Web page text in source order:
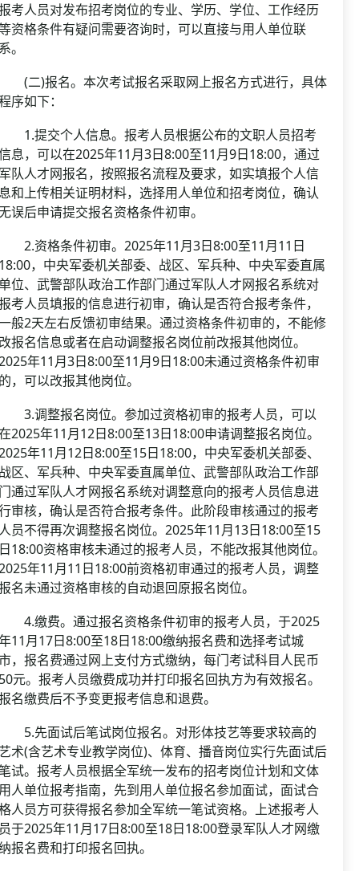
考人员对发布招考岗位的专业、学历、学位、工作经历
资格条件有疑问需要咨询时，可以直接与用人单位联
。
二)报名。本次考试报名采取网上报名方式进行，具体
序如下：
提交个人信息。报考人员根据公布的文职人员招考
息，可以在2025年11月3日8:00至11月9日18:00，通过
队人才网报名，按照报名流程及要求，如实填报个人信
和上传相关证明材料，选择用人单位和招考岗位，确认
误后申请提交报名资格条件初审。
资格条件初审。2025年11月3日8:00至11月11日
，中央军委机关部委、战区、军兵种、中央军委直属
位、武警部队政治工作部门通过军队人才网报名系统对
考人员填报的信息进行初审，确认是否符合报考条件，
般2天左右反馈初审结果。通过资格条件初审的，不能修
报名信息或者在启动调整报名岗位前改报其他岗位。
年11月3日8:00至11月9日18:00未通过资格条件初审
，可以改报其他岗位。
调整报名岗位。参加过资格初审的报考人员，可以
2025年11月12日8:00至13日18:00申请调整报名岗位。
年11月12日8:00至15日18:00，中央军委机关部委、
区、军兵种、中央军委直属单位、武警部队政治工作部
通过军队人才网报名系统对调整意向的报考人员信息进
审核，确认是否符合报考条件。此阶段审核通过的报考
员不得再次调整报名岗位。2025年11月13日18:00至15
18:00资格审核未通过的报考人员，不能改报其他岗位。
年11月11日18:00前资格初审通过的报考人员，调整
名未通过资格审核的自动退回原报名岗位。
缴费。通过报名资格条件初审的报考人员，于2025
11月17日8:00至18日18:00缴纳报名费和选择考试城
，报名费通过网上支付方式缴纳，每门考试科目人民币
元。报考人员缴费成功并打印报名回执方为有效报名。
名缴费后不予变更报考信息和退费。
先面试后笔试岗位报名。对形体技艺等要求较高的
术(含艺术专业教学岗位)、体育、播音岗位实行先面试后
试。报考人员根据全军统一发布的招考岗位计划和文体
人单位报考指南，先到用人单位报名参加面试，面试合
人员方可获得报名参加全军统一笔试资格。上述报考人
于2025年11月17日8:00至18日18:00登录军队人才网缴
报名费和打印报名回执。